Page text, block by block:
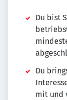
Du bist
Du
mit und